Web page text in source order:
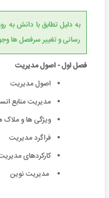
رسانی و تغییر سرفصل ها
فصل اول - اصول مدیریت
اصول مدیریت
مدیریت منابع
ويژگی ها و
فراگرد مدیريت
کارکردهای
مدیریت نوین